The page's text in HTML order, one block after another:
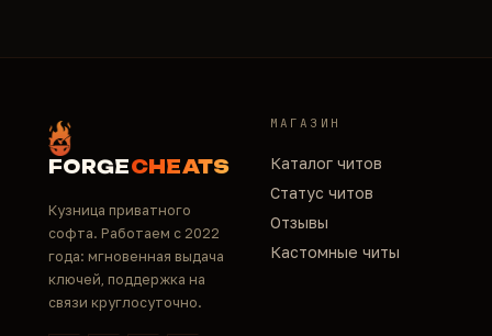
FORGECHEATS
Кузница приватного
софта. Работаем с 2022
года: мгновенная выдача
ключей, поддержка на
связи круглосуточно.
МАГАЗИН
Каталог читов
Статус читов
Отзывы
Кастомные читы